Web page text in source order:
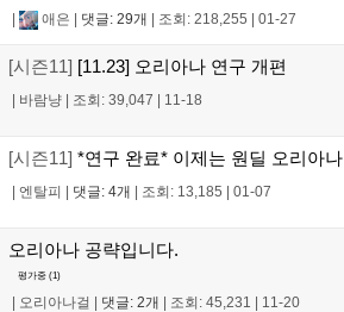
애은 댓글: 29개 조회: 218,255 01-27
[시즌11] [11.23] 오리아나 연구 개편
바람냥 조회: 39,047 11-18
[시즌11] *연구 완료* 이제는 원딜 오리아나
엔탈피 댓글: 4개 조회: 13,185 01-07
오리아나 공략입니다.
평가중 (1)
| 오리아나걸 | 댓글: 2개 | 조회: 45,231 | 11-20